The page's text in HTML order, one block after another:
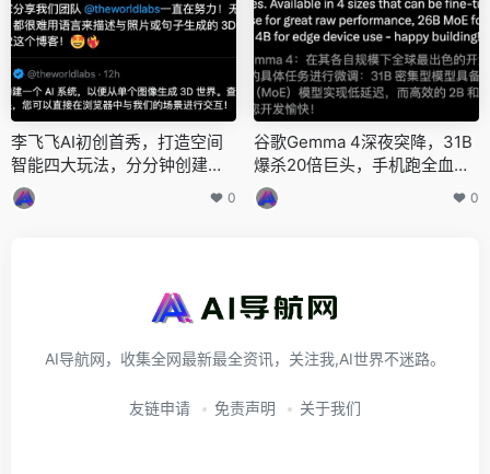
李飞飞AI初创首秀，打造空间
智能四大玩法，分分钟创建新
世界，估值超10亿
0
谷歌Gemma 4深夜突降，31B
爆杀20倍巨头，手机跑全血
「龙虾」
0
AI导航网，收集全网最新最全资讯，关注我,AI世界不迷路。
友链申请 免责声明 关于我们